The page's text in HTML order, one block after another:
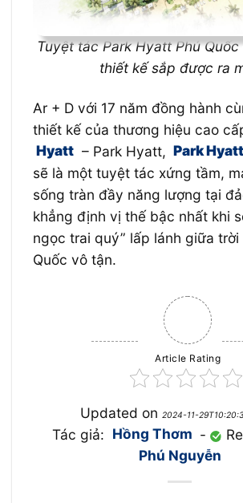
Tuyệt tác Park Hyatt Phú
thiết kế sắp được ra
Ar + D với 17 năm đồng hành
thiết kế của thương hiệu cao
Hyatt – Park Hyatt, Park
sẽ là một tuyệt tác xứng tầm,
sống tràn đầy năng lượng tại
khẳng định vị thế bậc nhất khi
ngọc trai quý” lấp lánh giữa trời
Quốc vô tận.
Article Rating
Updated on 2024-11-
Tác giả: Hồng Thơm -
Phú Nguyễn